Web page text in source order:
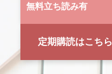
無料立ち読み有
定期購読はこちら